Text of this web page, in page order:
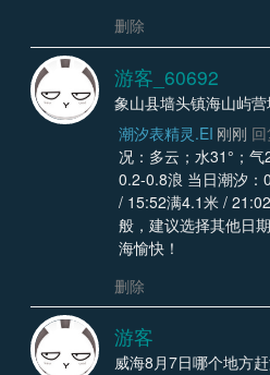
删除
游客_60692
象山县墙头镇海山屿
潮汐表精灵.EI 刚刚
况：多云；水31°；气
0.2-0.8浪 当日潮汐
/ 15:52满4.1米 /
般，建议选择其他日
海愉快！
删除
游客
威海8月7日哪个地方